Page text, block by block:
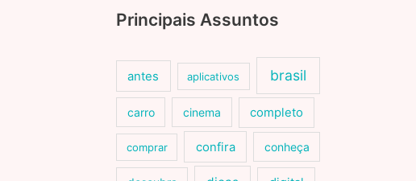
Principais Assuntos
antes aplicativos brasil
carro cinema completo
comprar confira conheça